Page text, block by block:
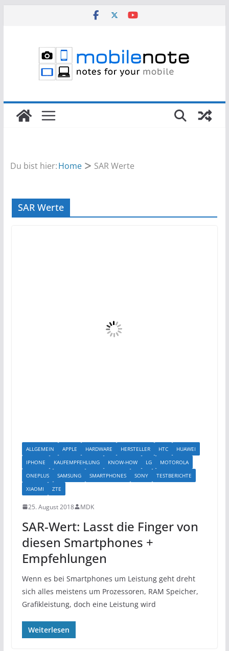
Du bist hier:Home SAR Werte
SAR Werte
ALLGEMEIN APPLE HARDWARE HERSTELLER HTC
HUAWEI
IPHONE
KAUFEMPFEHLUNG KNOW-HOW LG
MOTOROLA
ONEPLUS
SAMSUNG SMARTPHONES SONY
TESTBERICHTE
XIAOMI
ZTE
25. August 2018 MDK
SAR-Wert: Lasst die Finger von
diesen Smartphones +
Empfehlungen
Wenn es bei Smartphones um Leistung geht dreht
sich alles meistens um Prozessoren, RAM Speicher,
Grafikleistung, doch eine Leistung wird
Weiterlesen